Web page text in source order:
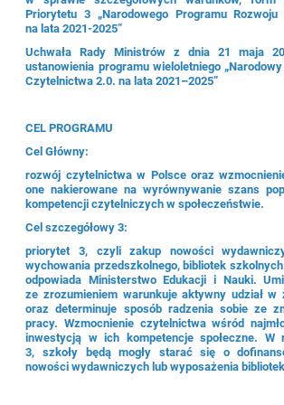
Priorytetu 3 „Narodowego Programu
na lata 2021-2025”
Uchwała Rady Ministrów z dnia 21 maja
ustanowienia programu wieloletniego
Czytelnictwa 2.0. na lata 2021–2025”
CEL PROGRAMU
Cel Główny:
rozwój czytelnictwa w Polsce oraz
one nakierowane na wyrównywanie szans
kompetencji czytelniczych w społeczeństwie.
Cel szczegółowy 3:
priorytet 3, czyli zakup nowości
wychowania przedszkolnego, bibliotek
odpowiada Ministerstwo Edukacji i Nauki.
ze zrozumieniem warunkuje aktywny udział w
oraz determinuje sposób radzenia sobie ze
pracy. Wzmocnienie czytelnictwa wśród
inwestycją w ich kompetencje społeczne. W
3, szkoły będą mogły starać się o
nowości wydawniczych lub wyposażenia